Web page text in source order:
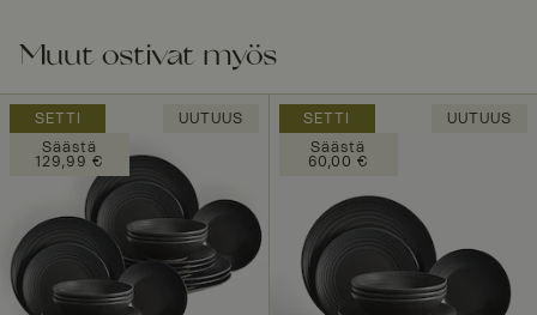
Muut ostivat myös
SETTI
Säästä
129,99 €
UUTUUS
SETTI
Säästä
60,00 €
UUTUUS